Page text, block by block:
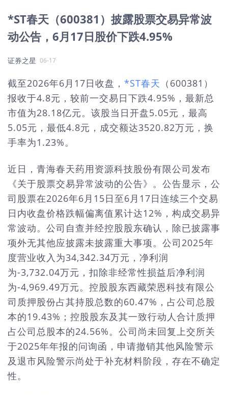
*ST春天（600381）披露股票交易异常波
动公告，6月17日股价下跌4.95%
证券之星 06-17
截至2026年6月17日收盘， *ST春天 （600381）
报收于4.8元，较前一交易日下跌4.95%，最新总
市值为28.18亿元。该股当日开盘5.05元，最高
5.05元，最低4.8元，成交额达3520.82万元，换
手率为1.23%。
近日，青海春天药用资源科技股份有限公司发布
《关于股票交易异常波动的公告》。公告显示，公
司股票在2026年6月15日至6月17日连续三个交易
日内收盘价格跌幅偏离值累计达12%，构成交易异
常波动。公司自查并经控股股东确认，除已披露事
项外无其他应披露未披露重大事项。公司2025年
度营业收入为34,342.34万元，净利润
为-3,732.04万元，扣除非经常性损益后净利润
为-4,969.49万元。控股股东西藏荣恩科技有限公
司质押股份占其持股总数的60.47%，占公司总股
本的19.43%；控股股东及其一致行动人合计质押
占公司总股本的24.56%。公司尚未回复上交所关
于2025年年报的问询函，申请撤销其他风险警示
及退市风险警示尚处于补充材料阶段，存在不确定
性。